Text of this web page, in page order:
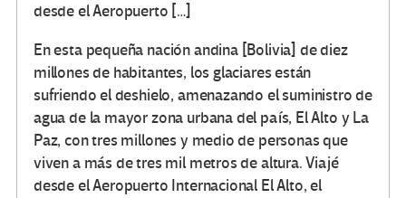
desde el Aeropuerto […]
En esta pequeña nación andina [Bolivia] de diez
millones de habitantes, los glaciares están
sufriendo el deshielo, amenazando el suministro de
agua de la mayor zona urbana del país, El Alto y La
Paz, con tres millones y medio de personas que
viven a más de tres mil metros de altura. Viajé
desde el Aeropuerto Internacional El Alto, el